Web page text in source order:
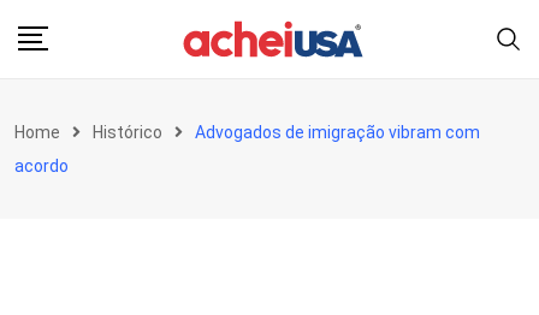
Home Histórico
Advogados de imigração vibram com
acordo